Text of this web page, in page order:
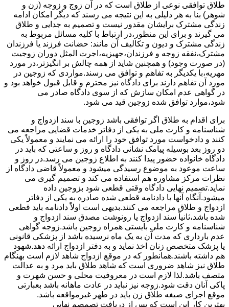
طلاق توافقی نوعی از طلاق است که در آن زوج و زوجه (زن و
شوهر) بنا به هر دلیلی به این نتیجه می رسند که دیگر امکان ادامه
زندگی مشترک برایشان مقدور نیست و تصمیم به جدایی و طلاق
می گیرند و برای این منظور،در ارتباط با کلیه مسائل مربوط به
زندگی مشترک و دیون و تکالیف آن مانند: حضانت فرزند یا فرزندان
مشترک،نفقه زوجه و فرزندان،جهیزیه،اجرت المثل دوران زوجیت
(در صورت وجود) و همچنین شاید از همه چالش بر انگیزتر،در مورد
مهریه،با یکدیگر به تفاهم و توافق می رسند.مواردی که زوجین در
مورد آن تفاهم دارند برای دادگاه نیز محترم و قابل قبول خواهد بود و
در گواهی عدم امکان سازش که از سوی دادگاه صادر می
شود،موارد توافق شده زوجین قید می شود.
برای اقدام به طلاق اگر توافقی باشد زوجین با سند ازدواج و
شناسنامه و کارت ملی به یکی از دفاتر خدمات قضایی مراجعه می
کنند و دادخواست مورد توافق خود را ارائه می نمایند و معمولاً یکی
دو روز بعد بوسیله پیامک نشانی دادگاه و روز و ساعتی که باید در
دادگاه خانواده حضور پیدا کنند به اطلاع زوجین می رسد.در روز و
ساعت موعود به موضوع رسیدگی میشود و معمولاً قاضی دادگاه از
نظرات مرکز مشاوره هم استفاده می کند و تصمیم گیری می
نماید.تصمیم نهایی دادگاه وقتی قطعی شود بزوجین داده
میشود.آنگاه آنها با دادنامه قطعی شده صادره به یکی از دفاتر
ازدواج و طلاق مراجعه می کنند.بدیهی است اولاً دادنامه باید قطعی
شده باشد،ثانیاً سند ازدواج یا رونوشت مصدق سند ازدواج و
شناسنامه و کارت ملی بایستی همراه زوجین باشد.زوجه گواهی
عدم بارداری که مدت آن به یک ماه نرسیده باشد از پزشکی قانونی
یا پزشک متخصص زنان اخذ نماید و به دفتر ازدواج ارائه دهد.شهود
هم داشته باشند.همانطور که در موقع ازدواج شاهد لازم است بهنگام
طلاق نیز شاهد ضروری است که شاهد طلاق باید مرد و به عدالت
متصف باشد.لذا لازم است در معروفیت محلی و حسن شهرت و
پاکی آنان دقت شود.زوجه نیز نباید در عادت ماهانه باشد بعبارتی
موقع اجرای صیغه طلاق زن باید در طهر غیرمواقعه باشد.
بهترین کار این است که پس از دریافت تصمصم نهایی